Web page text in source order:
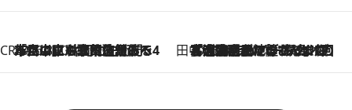
CREA'S CHOICE
2026.8.7
「立川にも歌舞伎があるんだよ」 片岡仁左衛門・市川中車ら豪華座組みで4年目の立川立飛歌舞伎へ 田中稲の勝手に再ブーム
2026.8.7
「湘南乃風に憧れて」観客大盛上がりの“タオル回し”に、ラッパー顔負けの高速歌唱まで…さだまさし（74）のアグレッシブすぎる現在地